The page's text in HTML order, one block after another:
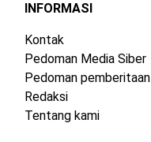
INFORMASI
Kontak
Pedoman Media Siber
Pedoman pemberitaan
Redaksi
Tentang kami